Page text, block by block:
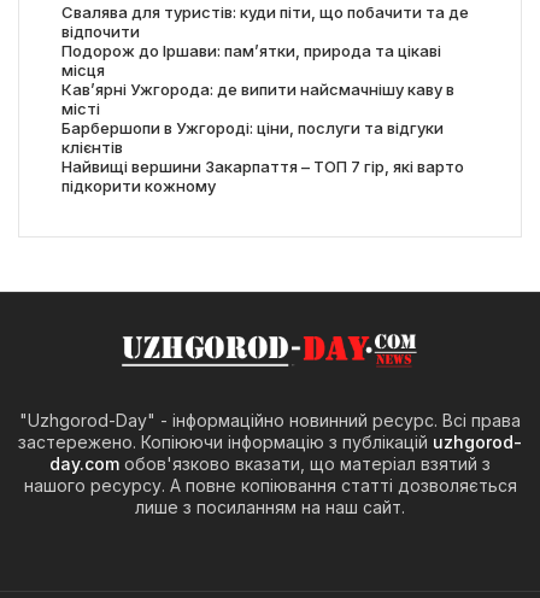
Свалява для туристів: куди піти, що побачити та де
відпочити
Подорож до Іршави: пам’ятки, природа та цікаві
місця
Кав’ярні Ужгорода: де випити найсмачнішу каву в
місті
Барбершопи в Ужгороді: ціни, послуги та відгуки
клієнтів
Найвищі вершини Закарпаття – ТОП 7 гір, які варто
підкорити кожному
"Uzhgorod-Day" - інформаційно новинний ресурс. Всі права
застережено. Копіюючи інформацію з публікацій uzhgorod-
day.com обов'язково вказати, що матеріал взятий з
нашого ресурсу. А повне копіювання статті дозволяється
лише з посиланням на наш сайт.